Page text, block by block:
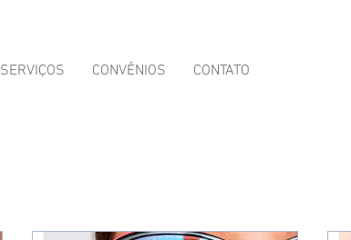
SERVIÇOS CONVÊNIOS CONTATO